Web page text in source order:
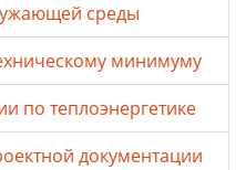
среды
минимуму
по теплоэнергетике
документации